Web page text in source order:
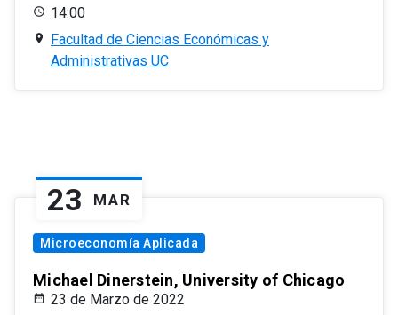
14:00
Facultad de Ciencias Económicas y
Administrativas UC
23 MAR
Microeconomía Aplicada
Michael Dinerstein, University of Chicago
23 de Marzo de 2022